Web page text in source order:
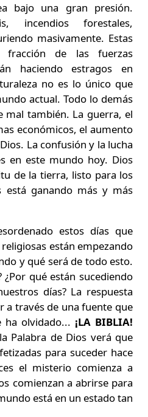
bajo una gran presión.
incendios forestales,
masivamente. Estas
de las fuerzas
haciendo estragos en
no es lo único que
actual. Todo lo demás
mal también. La guerra, el
económicos, el aumento
La confusión y la lucha
en este mundo hoy. Dios
de la tierra, listo para los
está ganando más y más
estos días que
están empezando
y qué será de todo esto.
¿Por qué están sucediendo
días? La respuesta
a través de una fuente que
olvidado... ¡LA BIBLIA!
Palabra de Dios verá que
para suceder hace
el misterio comienza a
comienzan a abrirse para
está en un estado tan